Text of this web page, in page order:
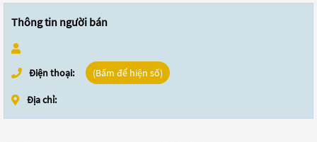
Thông tin người bán
Điện thoại: (Bấm để hiện số)
Địa chỉ: